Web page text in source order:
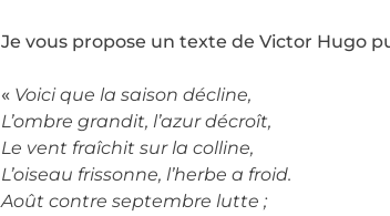
Je vous propose un texte de Victor Hugo
« Voici que la saison décline,
L’ombre grandit, l’azur décroît,
Le vent fraîchit sur la colline,
L’oiseau frissonne, l’herbe a froid.
Août contre septembre lutte ;